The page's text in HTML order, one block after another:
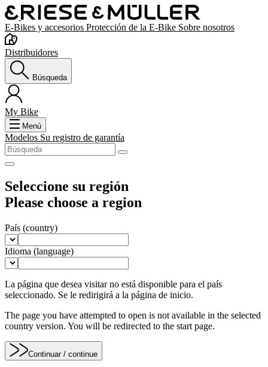
E-Bikes y accesorios Protección de la E-Bike Sobre nosotros
Distribuidores
Búsqueda
My Bike
Menú
Modelos Su registro de garantía
Seleccione su región
Please choose a region
País (country)
Idioma (language)
La página que desea visitar no está disponible para el país
seleccionado. Se le redirigirá a la página de inicio.
The page you have attempted to open is not available in the selected
country version. You will be redirected to the start page.
Continuar / continue